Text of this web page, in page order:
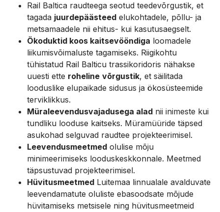
Rail Baltica raudteega seotud teedevõrgustik, et
tagada juurdepäästeed elukohtadele, põllu- ja
metsamaadele nii ehitus- kui kasutusaegselt​.
Ökoduktid koos kaitsevööndiga loomadele
liikumisvõimaluste tagamiseks. Riigikohtu
tühistatud Rail Balticu trassikoridoris nähakse
uuesti ette roheline võrgustik, et säilitada
looduslike elupaikade sidusus ja ökosüsteemide
terviklikkus.
Müraleevendusvajadusega alad nii inimeste kui
tundliku looduse kaitseks. Müramüüride täpsed
asukohad selguvad raudtee projekteerimisel​.
Leevendusmeetmed olulise mõju
minimeerimiseks looduskeskkonnale. Meetmed
täpsustuvad projekteerimisel.​
Hüvitusmeetmed Luitemaa linnualale avalduvate
leevendamatute oluliste ebasoodsate mõjude
hüvitamiseks metsisele ning hüvitusmeetmeid